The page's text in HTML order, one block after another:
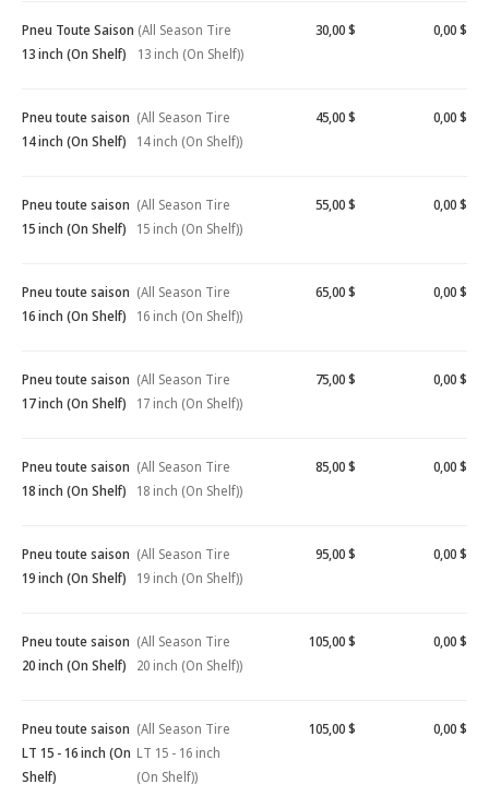
Pneu Toute Saison
13 inch (On Shelf)
(All Season Tire
13 inch (On Shelf))
30,00 $ 0,00 $
Pneu toute saison
14 inch (On Shelf)
(All Season Tire
14 inch (On Shelf))
45,00 $ 0,00 $
Pneu toute saison
15 inch (On Shelf)
(All Season Tire
15 inch (On Shelf))
55,00 $ 0,00 $
Pneu toute saison
16 inch (On Shelf)
(All Season Tire
16 inch (On Shelf))
65,00 $ 0,00 $
Pneu toute saison
17 inch (On Shelf)
(All Season Tire
17 inch (On Shelf))
75,00 $ 0,00 $
Pneu toute saison
18 inch (On Shelf)
(All Season Tire
18 inch (On Shelf))
85,00 $ 0,00 $
Pneu toute saison
19 inch (On Shelf)
(All Season Tire
19 inch (On Shelf))
95,00 $ 0,00 $
Pneu toute saison
20 inch (On Shelf)
(All Season Tire
20 inch (On Shelf))
105,00 $ 0,00 $
Pneu toute saison
LT 15 - 16 inch (On
Shelf)
(All Season Tire
LT 15 - 16 inch
(On Shelf))
105,00 $ 0,00 $